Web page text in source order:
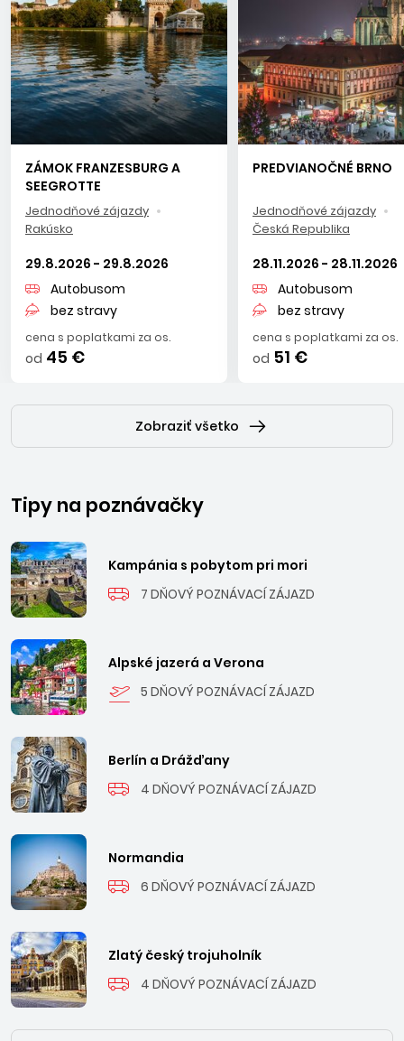
ZÁMOK FRANZESBURG A
SEEGROTTE
Jednodňové zájazdy
Rakúsko
29.8.2026 - 29.8.2026
Autobusom
bez stravy
cena s poplatkami za os.
od 45 €
PREDVIANOČNÉ BRNO
Jednodňové zájazdy
Česká Republika
28.11.2026 - 28.11.2026
Autobusom
bez stravy
cena s poplatkami za os.
od 51 €
Zobraziť všetko
Tipy na poznávačky
Kampánia s pobytom pri mori
7 DŇOVÝ POZNÁVACÍ ZÁJAZD
Alpské jazerá a Verona
5 DŇOVÝ POZNÁVACÍ ZÁJAZD
Berlín a Drážďany
4 DŇOVÝ POZNÁVACÍ ZÁJAZD
Normandia
6 DŇOVÝ POZNÁVACÍ ZÁJAZD
Zlatý český trojuholník
4 DŇOVÝ POZNÁVACÍ ZÁJAZD